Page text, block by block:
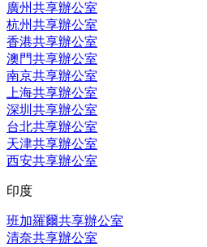
廣州共享辦公室
杭州共享辦公室
香港共享辦公室
澳門共享辦公室
南京共享辦公室
上海共享辦公室
深圳共享辦公室
台北共享辦公室
天津共享辦公室
西安共享辦公室
印度
班加羅爾共享辦公室
清奈共享辦公室